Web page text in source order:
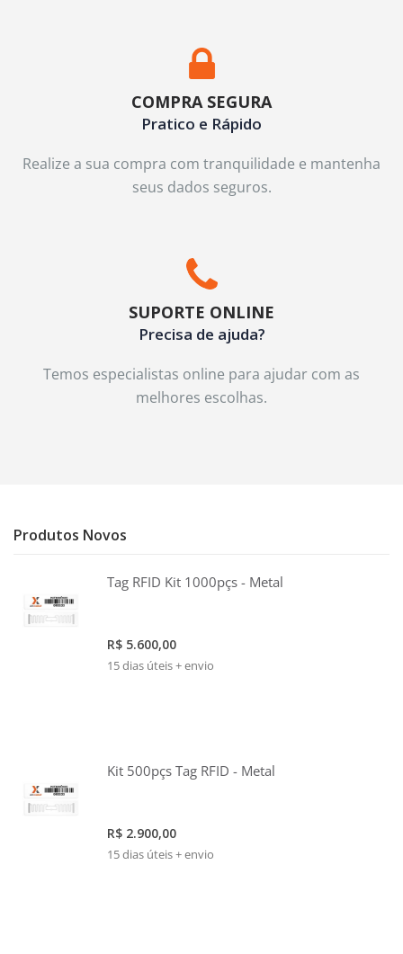
COMPRA SEGURA
Pratico e Rápido
Realize a sua compra com tranquilidade e mantenha
seus dados seguros.
SUPORTE ONLINE
Precisa de ajuda?
Temos especialistas online para ajudar com as
melhores escolhas.
Produtos Novos
Tag RFID Kit 1000pçs - Metal
R$ 5.600,00
15 dias úteis + envio
Kit 500pçs Tag RFID - Metal
R$ 2.900,00
15 dias úteis + envio